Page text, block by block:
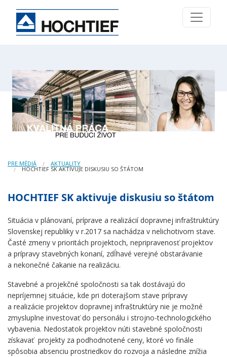
PRE MÉDIÁ AKTUALITY
HOCHTIEF SK AKTIVUJE DISKUSIU SO ŠTÁTOM
HOCHTIEF SK aktivuje diskusiu so štátom
Situácia v plánovaní, príprave a realizácií dopravnej infraštruktúry
Slovenskej republiky v r.2017 sa nachádza v nelichotivom stave.
Časté zmeny v prioritách projektoch, nepripravenosť projektov
a prípravy stavebných konaní, zdĺhavé verejné obstarávanie
a nekonečné čakanie na realizáciu.
Stavebné a projekčné spoločnosti sa tak dostávajú do
nepríjemnej situácie, kde pri doterajšom stave prípravy
a realizácie projektov dopravnej infraštruktúry nie je možné
zmysluplne investovať do personálu i strojno-technologického
vybavenia. Nedostatok projektov núti stavebné spoločnosti
získavať projekty za podhodnotené ceny, ktoré vo finále
spôsobia absenciu prostriedkov do rozvoja a následne znížia